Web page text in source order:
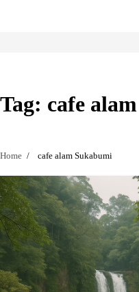
Tag: cafe
Home cafe alam Sukabumi